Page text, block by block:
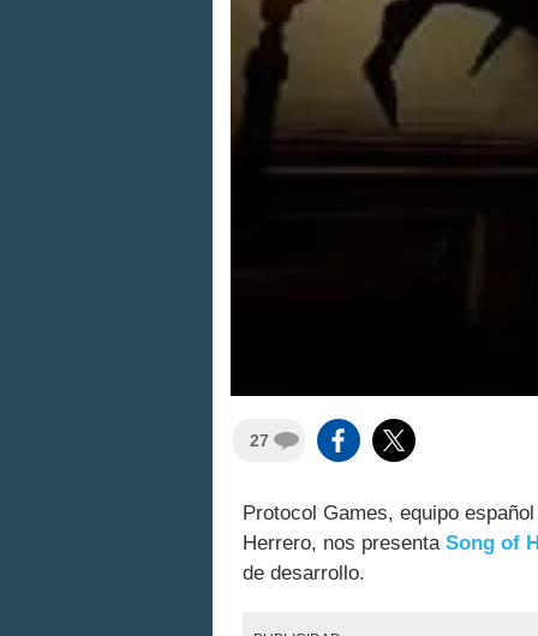
27
Protocol Games, equipo
Herrero, nos presenta Song of
de desarrollo.